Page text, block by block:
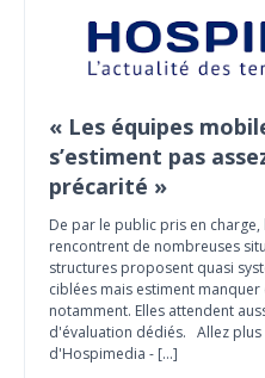
« Les équipes
s’estiment pas
précarité »
De par le public pris en
rencontrent de nombreuses
structures proposent quasi
ciblées mais estiment
notamment. Elles attendent
d'évaluation dédiés. Allez
d'Hospimedia - […]